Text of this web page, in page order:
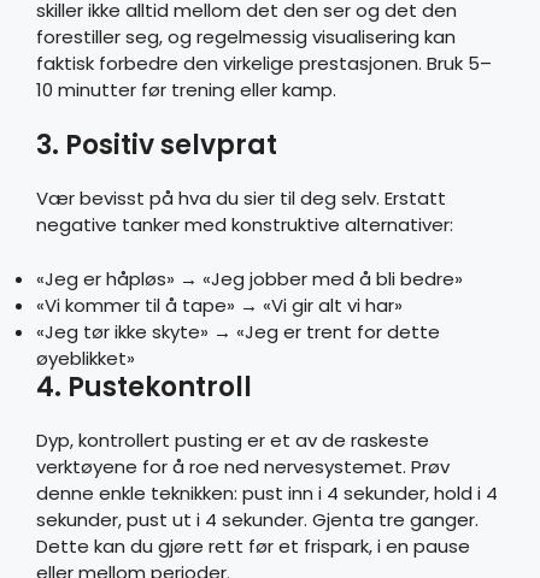
skiller ikke alltid mellom det den ser og det den
forestiller seg, og regelmessig visualisering kan
faktisk forbedre den virkelige prestasjonen. Bruk 5–
10 minutter før trening eller kamp.
3. Positiv selvprat
Vær bevisst på hva du sier til deg selv. Erstatt
negative tanker med konstruktive alternativer:
«Jeg er håpløs» → «Jeg jobber med å bli bedre»
«Vi kommer til å tape» → «Vi gir alt vi har»
«Jeg tør ikke skyte» → «Jeg er trent for dette
øyeblikket»
4. Pustekontroll
Dyp, kontrollert pusting er et av de raskeste
verktøyene for å roe ned nervesystemet. Prøv
denne enkle teknikken: pust inn i 4 sekunder, hold i 4
sekunder, pust ut i 4 sekunder. Gjenta tre ganger.
Dette kan du gjøre rett før et frispark, i en pause
eller mellom perioder.